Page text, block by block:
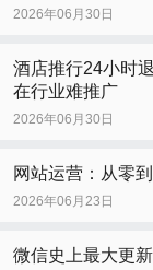
2026年06月30日
酒店推行24小时
在行业难推广
2026年06月30日
网站运营：从零
2026年06月23日
微信史上最大更